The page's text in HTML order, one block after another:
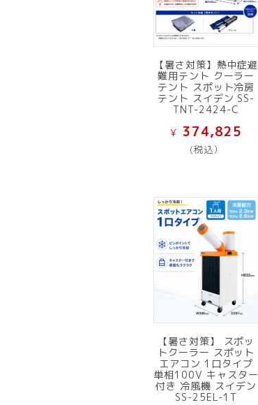
【暑さ対策】熱中症避
難用テント クーラー
テント スポット冷房
テント スイデン SS-
TNT-2424-C
¥ 374,825
(税込）
【暑さ対策】 スポッ
トクーラー スポット
エアコン 1口タイプ
単相100V キャスター
付き 冷風機 スイデン
SS-25EL-1T